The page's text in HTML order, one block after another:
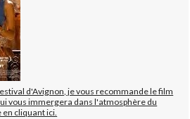
d'Avignon, je vous recommande le film
vous immergera dans l'atmosphère du
cliquant ici.